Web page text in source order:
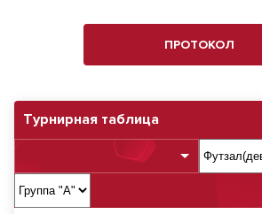
Турнирная таблица
ПРОТОКОЛ